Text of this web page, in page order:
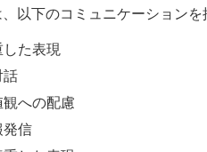
以下のコミュニケーションを
た表現
話
への配慮
発信